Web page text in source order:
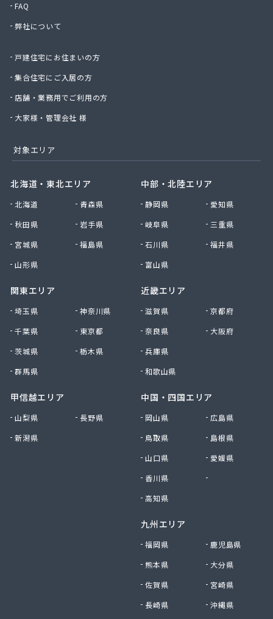
FAQ
弊社について
戸建住宅にお住まいの方
集合住宅にご入居の方
店舗・業務用でご利用の方
大家様・管理会社 様
対象エリア
北海道・東北エリア
北海道
青森県
秋田県
岩手県
宮城県
福島県
山形県
関東エリア
埼玉県
神奈川県
千葉県
東京都
茨城県
栃木県
群馬県
甲信越エリア
山梨県
長野県
新潟県
中部・北陸エリア
静岡県
愛知県
岐阜県
三重県
石川県
福井県
富山県
近畿エリア
滋賀県
京都府
奈良県
大阪府
兵庫県
和歌山県
中国・四国エリア
岡山県
広島県
鳥取県
島根県
山口県
愛媛県
香川県
高知県
九州エリア
福岡県
鹿児島県
熊本県
大分県
佐賀県
宮崎県
長崎県
沖縄県